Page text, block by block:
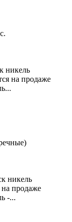
никель
на продаже
никель
продаже
-...